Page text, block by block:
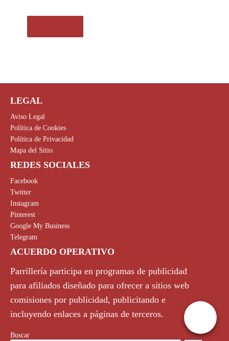
LEGAL
Aviso Legal
Política de Cookies
Política de Privacidad
Mapa del Sitio
REDES SOCIALES
Facebook
Twitter
Instagram
Pinterest
Google My Business
Telegram
ACUERDO OPERATIVO
Parrillería participa en programas de publicidad
para afiliados diseñado para ofrecer a sitios web
comisiones por publicidad, publicitando e
incluyendo enlaces a páginas de terceros.
Buscar